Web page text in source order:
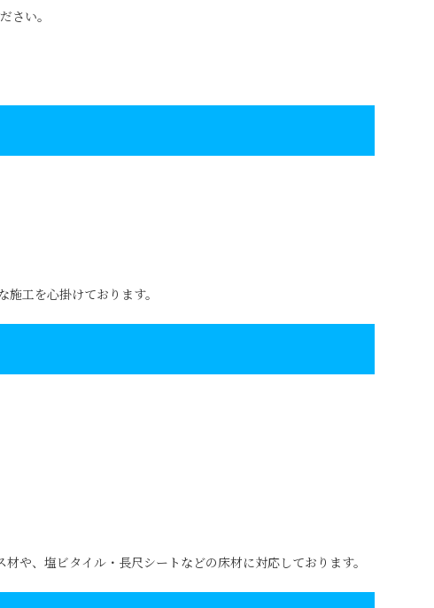
さい。
工を心掛けております。
や、塩ビタイル・長尺シートなどの床材に対応しております。